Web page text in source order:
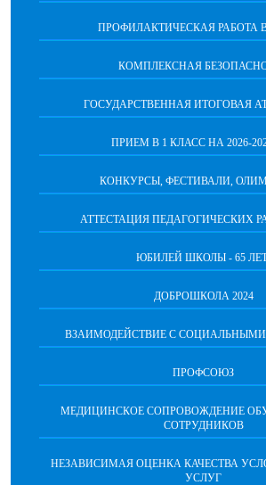
ПРОФИЛАКТИЧЕСКАЯ РАБОТА
КОМПЛЕКСНАЯ
ГОСУДАРСТВЕННАЯ ИТОГОВАЯ
ПРИЕМ В 1 КЛАСС НА 2026-
КОНКУРСЫ, ФЕСТИВАЛИ,
АТТЕСТАЦИЯ ПЕДАГОГИЧЕСКИХ
ЮБИЛЕЙ ШКОЛЫ - 65
ДОБРОШКОЛА 2024
ВЗАИМОДЕЙСТВИЕ С
ПРОФСОЮЗ
МЕДИЦИНСКОЕ СОПРОВОЖДЕНИЕ
СОТРУДНИКОВ
НЕЗАВИСИМАЯ ОЦЕНКА КАЧЕСТВА
УСЛУГ